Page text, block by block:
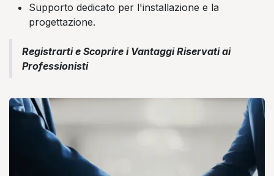
Supporto dedicato per l'installazione e la
progettazione.
Registrarti e Scoprire i Vantaggi Riservati ai
Professionisti